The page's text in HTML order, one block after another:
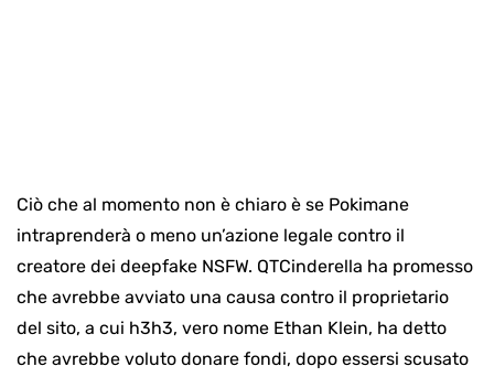
Ciò che al momento non è chiaro è se Pokimane
intraprenderà o meno un’azione legale contro il
creatore dei deepfake NSFW. QTCinderella ha promesso
che avrebbe avviato una causa contro il proprietario
del sito, a cui h3h3, vero nome Ethan Klein, ha detto
che avrebbe voluto donare fondi, dopo essersi scusato